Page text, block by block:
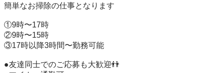
簡単なお掃除の仕事となります
①9時〜17時
②9時〜15時
③17時以降3時間〜勤務可能
●友達同士でのご応募も大歓迎👬